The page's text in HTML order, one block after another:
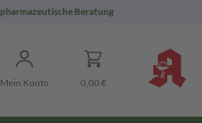
pharmazeutische Beratung
Mein Konto 0,00 €